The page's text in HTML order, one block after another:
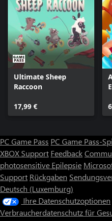
Vogelnester, Pinguin-Mechs
Du kannst Items sammeln und
besiegen. Erlebe ein Survival-
gewöhnliche Rennspiele ist.
🐧 Umfangreiche
Du kannst Aussehen,
anpassen und dich so ganz nach
Die Fahrtüchtigkeit ändert sich
wähle deinen ganz persönlichen
Je nach Saison wollen wir auch in
Kostüme hinzuzufügen!
Also, Leinen los! Verwandle dich
Ultimate Sheep
Raccoon
17,99 €
PC Game Pass PC Game Pass-
XBOX Support Feedback
photosensitive Epilepsie
Support Rückgaben
Deutsch (Luxemburg)
Ihre Datenschutzoptionen
Verbraucherdatenschutz für